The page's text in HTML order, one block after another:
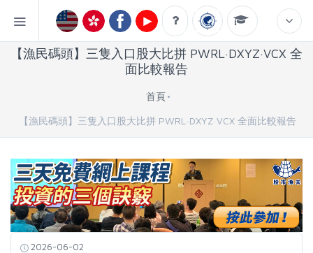
【漁民碼頭】三隻入口股大比拼 PWRL·DXYZ·VCX 全
面比較報告
首頁
【漁民碼頭】三隻入口股大比拼 PWRL·DXYZ·VCX 全面比較報告
2026-06-02